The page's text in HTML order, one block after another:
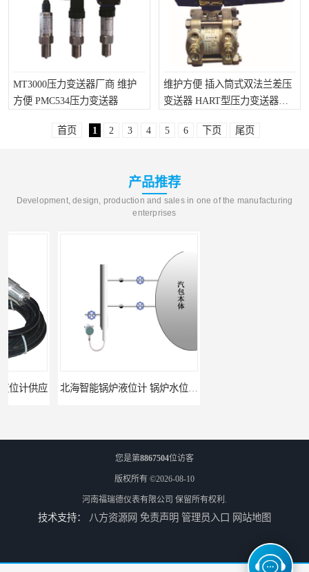
MT3000压力变送器厂商 维护
方便 PMC534压力变送器
维护方便 插入筒式双法兰差压
变送器 HART型压力变送器供
首页
1 2 3 4 5 6 下页 尾页
产品推荐
Development, design, production and sales in one of the manufacturing
enterprises
北海智能锅炉液位计 锅炉水位计厂商 自动适应自动校准
FMP43 润滑油雷达液位计 能够提供定制服务 云南高加智能锅炉汽包液位计 窑头窑尾液位计
您是第8867504位访客
版权所有 ©2026-08-10
河南福瑞德仪表有限公司 保留所有权利.
技术支持： 八方资源网 免责声明 管理员入口 网站地图